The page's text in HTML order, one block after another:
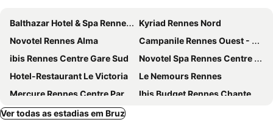
Balthazar Hotel & Spa Rennes - MGallery Collection
Kyriad Rennes Nord
Novotel Rennes Alma
Campanile Rennes Ouest - Cleunay
ibis Rennes Centre Gare Sud
Novotel Spa Rennes Centre Gare
Hotel-Restaurant Le Victoria
Le Nemours Rennes
Mercure Rennes Centre Parlement
Ibis Budget Rennes Chantepie
B&B HOTEL Rennes Sud Chantepie
Ver todas as estadias em Bruz